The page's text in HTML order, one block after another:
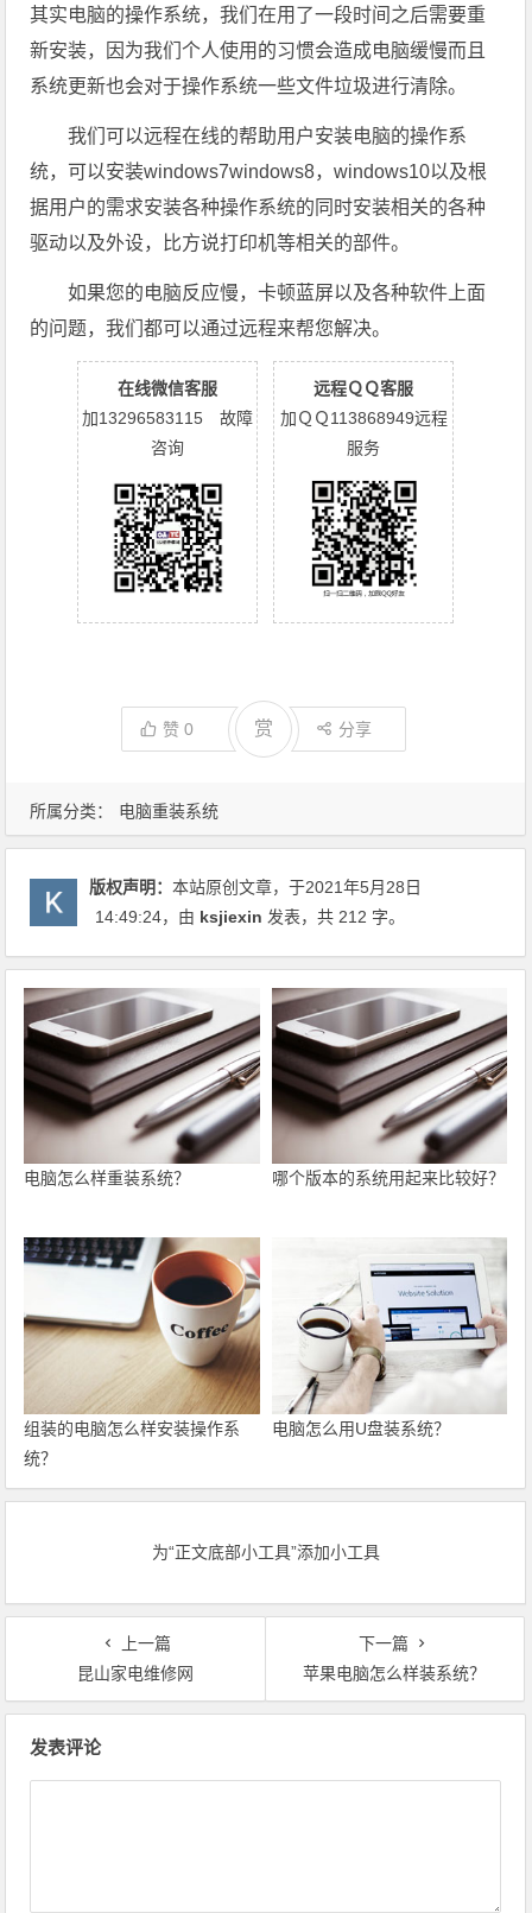
所属分类： 电脑重装系统
其实电脑的操作系统，我们在用了一段时间之后需要重
新安装，因为我们个人使用的习惯会造成电脑缓慢而且
系统更新也会对于操作系统一些文件垃圾进行清除。
我们可以远程在线的帮助用户安装电脑的操作系
统，可以安装windows7windows8，windows10以及根
据用户的需求安装各种操作系统的同时安装相关的各种
驱动以及外设，比方说打印机等相关的部件。
如果您的电脑反应慢，卡顿蓝屏以及各种软件上面
的问题，我们都可以通过远程来帮您解决。
在线微信客服
加13296583115 故障
咨询
远程ＱＱ客服
加ＱＱ113868949远程
服务
赞0 赏 分享
版权声明：本站原创文章，于2021年5月28日
14:49:24，由 ksjiexin 发表，共 212 字。
电脑怎么样重装系统？ 哪个版本的系统用起来比较好？
组装的电脑怎么样安装操作系
统？
电脑怎么用U盘装系统？
为“正文底部小工具”添加小工具
上一篇
昆山家电维修网
下一篇
苹果电脑怎么样装系统？
发表评论